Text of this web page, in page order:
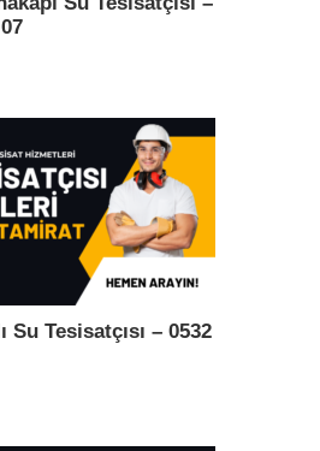
Su Tesisatçısı – 0532